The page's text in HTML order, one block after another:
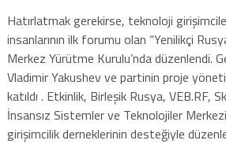
Hatırlatmak gerekirse, teknoloji
insanlarının ilk forumu olan “Yenilikçi
Merkez Yürütme Kurulu’nda düzenlendi.
Vladimir Yakushev ve partinin proje
katıldı . Etkinlik, Birleşik Rusya, VEB.RF,
İnsansız Sistemler ve Teknolojiler
girişimcilik derneklerinin desteğiyle